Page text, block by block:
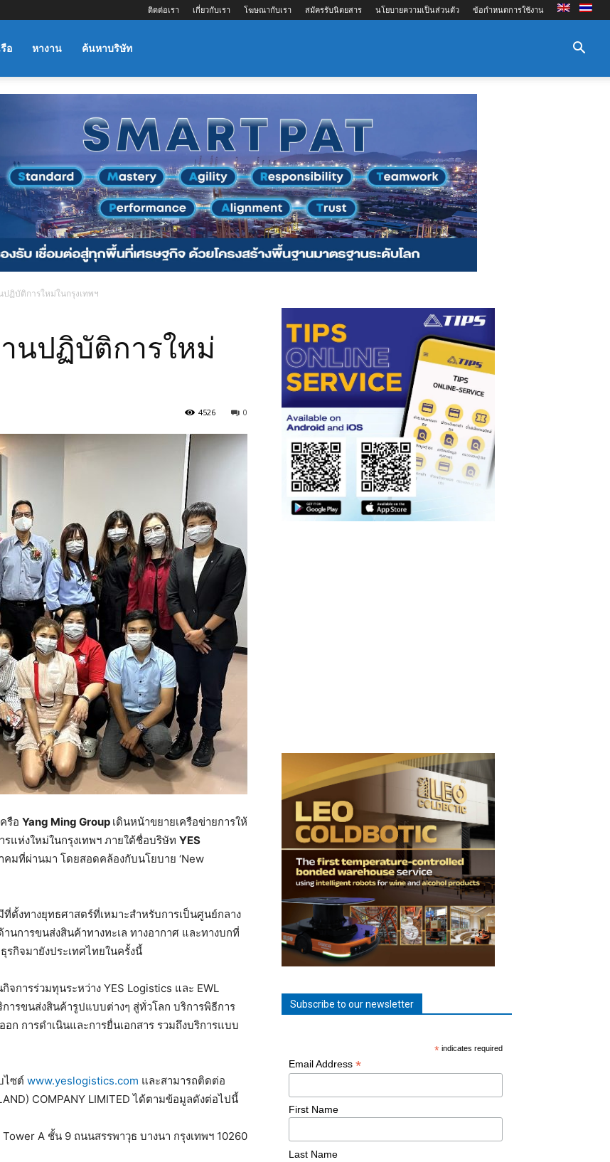
ติดต่อเรา เกี่ยวกับเรา โฆษณากับเรา สมัครรับนิตยสาร นโยบายความเป็นส่วนตัว ข้อกำหนดการใช้งาน
อ หางาน ค้นหาบริษัท
ปฏิบัติการใหม่ในกรุงเทพฯ
านปฏิบัติการใหม่
0
4526
รือ Yang Ming Group เดินหน้าขยายเครือข่ายการให้
แห่งใหม่ในกรุงเทพฯ ภายใต้ชื่อบริษัท YES
คมที่ผ่านมา โดยสอดคล้องกับนโยบาย ‘New
ตั้งทางยุทธศาสตร์ที่เหมาะสำหรับการเป็นศูนย์กลาง
การขนส่งสินค้าทางทะเล ทางอากาศ และทางบกที่
รกิจมายังประเทศไทยในครั้งนี้
จการร่วมทุนระหว่าง YES Logistics และ EWL
ารขนส่งสินค้ารูปแบบต่างๆ สู่ทั่วโลก บริการพิธีการ
ก การดำเนินและการยื่นเอกสาร รวมถึงบริการแบบ
ไซต์ www.yeslogistics.com และสามารถติดต่อ
COMPANY LIMITED ได้ตามข้อมูลดังต่อไปนี้
A ชั้น 9 ถนนสรรพาวุธ บางนา กรุงเทพฯ 10260
Subscribe to our newsletter
* indicates required
Email Address *
First Name
Last Name